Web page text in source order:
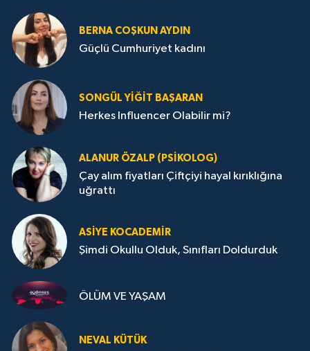
BERNA COŞKUN AYDIN
Güçlü Cumhuriyet kadını
SONGÜL YIĞIT BAŞARAN
Herkes Influencer Olabilir mi?
ALANUR ÖZALP (PSIKOLOG)
Çay alım fiyatları Çiftçiyi hayal kırıklığına
uğrattı
ASIYE KOCADEMİR
Şimdi Okullu Olduk, Sınıfları Doldurduk
ÖLÜM VE YAŞAM
NEVAL KÜTÜK